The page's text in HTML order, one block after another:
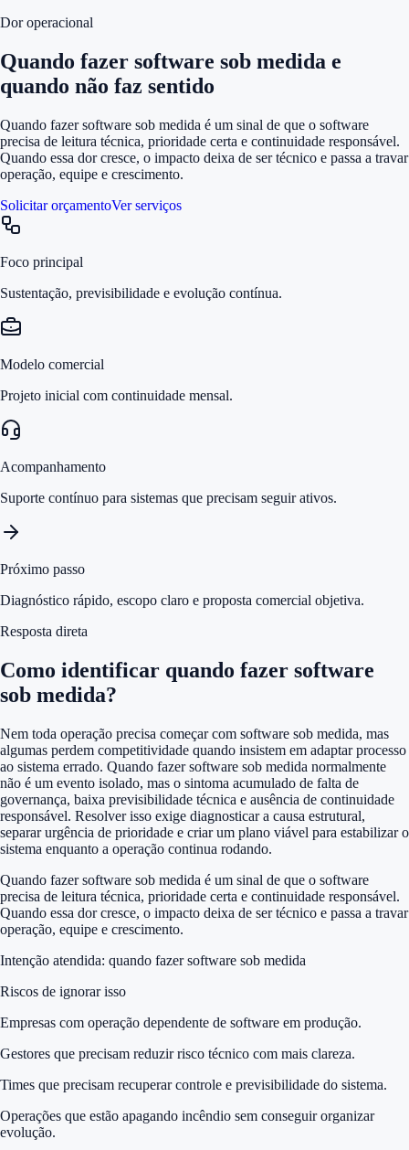
Dor operacional
Quando fazer software sob medida e
quando não faz sentido
Quando fazer software sob medida é um sinal de que o software
precisa de leitura técnica, prioridade certa e continuidade responsável.
Quando essa dor cresce, o impacto deixa de ser técnico e passa a travar
operação, equipe e crescimento.
Solicitar orçamentoVer serviços
Foco principal
Sustentação, previsibilidade e evolução contínua.
Modelo comercial
Projeto inicial com continuidade mensal.
Acompanhamento
Suporte contínuo para sistemas que precisam seguir ativos.
Próximo passo
Diagnóstico rápido, escopo claro e proposta comercial objetiva.
Resposta direta
Como identificar quando fazer software
sob medida?
Nem toda operação precisa começar com software sob medida, mas
algumas perdem competitividade quando insistem em adaptar processo
ao sistema errado. Quando fazer software sob medida normalmente
não é um evento isolado, mas o sintoma acumulado de falta de
governança, baixa previsibilidade técnica e ausência de continuidade
responsável. Resolver isso exige diagnosticar a causa estrutural,
separar urgência de prioridade e criar um plano viável para estabilizar o
sistema enquanto a operação continua rodando.
Quando fazer software sob medida é um sinal de que o software
precisa de leitura técnica, prioridade certa e continuidade responsável.
Quando essa dor cresce, o impacto deixa de ser técnico e passa a travar
operação, equipe e crescimento.
Intenção atendida: quando fazer software sob medida
Riscos de ignorar isso
Empresas com operação dependente de software em produção.
Gestores que precisam reduzir risco técnico com mais clareza.
Times que precisam recuperar controle e previsibilidade do sistema.
Operações que estão apagando incêndio sem conseguir organizar
evolução.